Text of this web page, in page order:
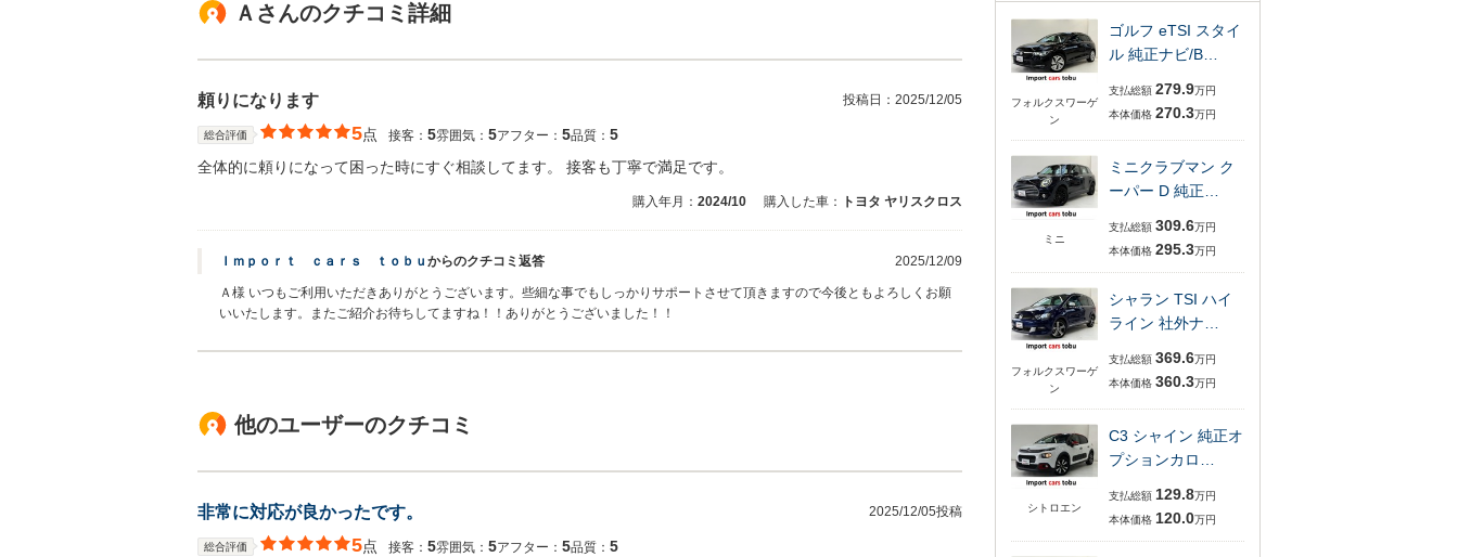
Ａさんのクチコミ詳細
頼りになります 投稿日： 2025/12/05
総合評価 5点 接客： 5雰囲気： 5アフター： 5品質： 5
全体的に頼りになって困った時にすぐ相談してます。 接客も丁寧で満足です。
購入年月： 2024/10 購入した車： トヨタ ヤリスクロス
Ｉｍｐｏｒｔ ｃａｒｓ ｔｏｂｕ からのクチコミ返答 2025/12/09
Ａ様 いつもご利用いただきありがとうございます。些細な事でもしっかりサポートさせて頂きますので今後ともよろしくお願
いいたします。またご紹介お待ちしてますね！！ありがとうございました！！
他のユーザーのクチコミ
非常に対応が良かったです。 2025/12/05投稿
総合評価 5点 接客： 5雰囲気： 5アフター： 5品質： 5
フォルクスワーゲ
ン
ゴルフ eTSI スタイ
ル 純正ナビ/B…
支払総額 279.9万円
本体価格 270.3万円
ミニ
ミニクラブマン ク
ーパー D 純正…
支払総額 309.6万円
本体価格 295.3万円
フォルクスワーゲ
ン
シャラン TSI ハイ
ライン 社外ナ…
支払総額 369.6万円
本体価格 360.3万円
シトロエン
C3 シャイン 純正オ
プションカロ…
支払総額 129.8万円
本体価格 120.0万円